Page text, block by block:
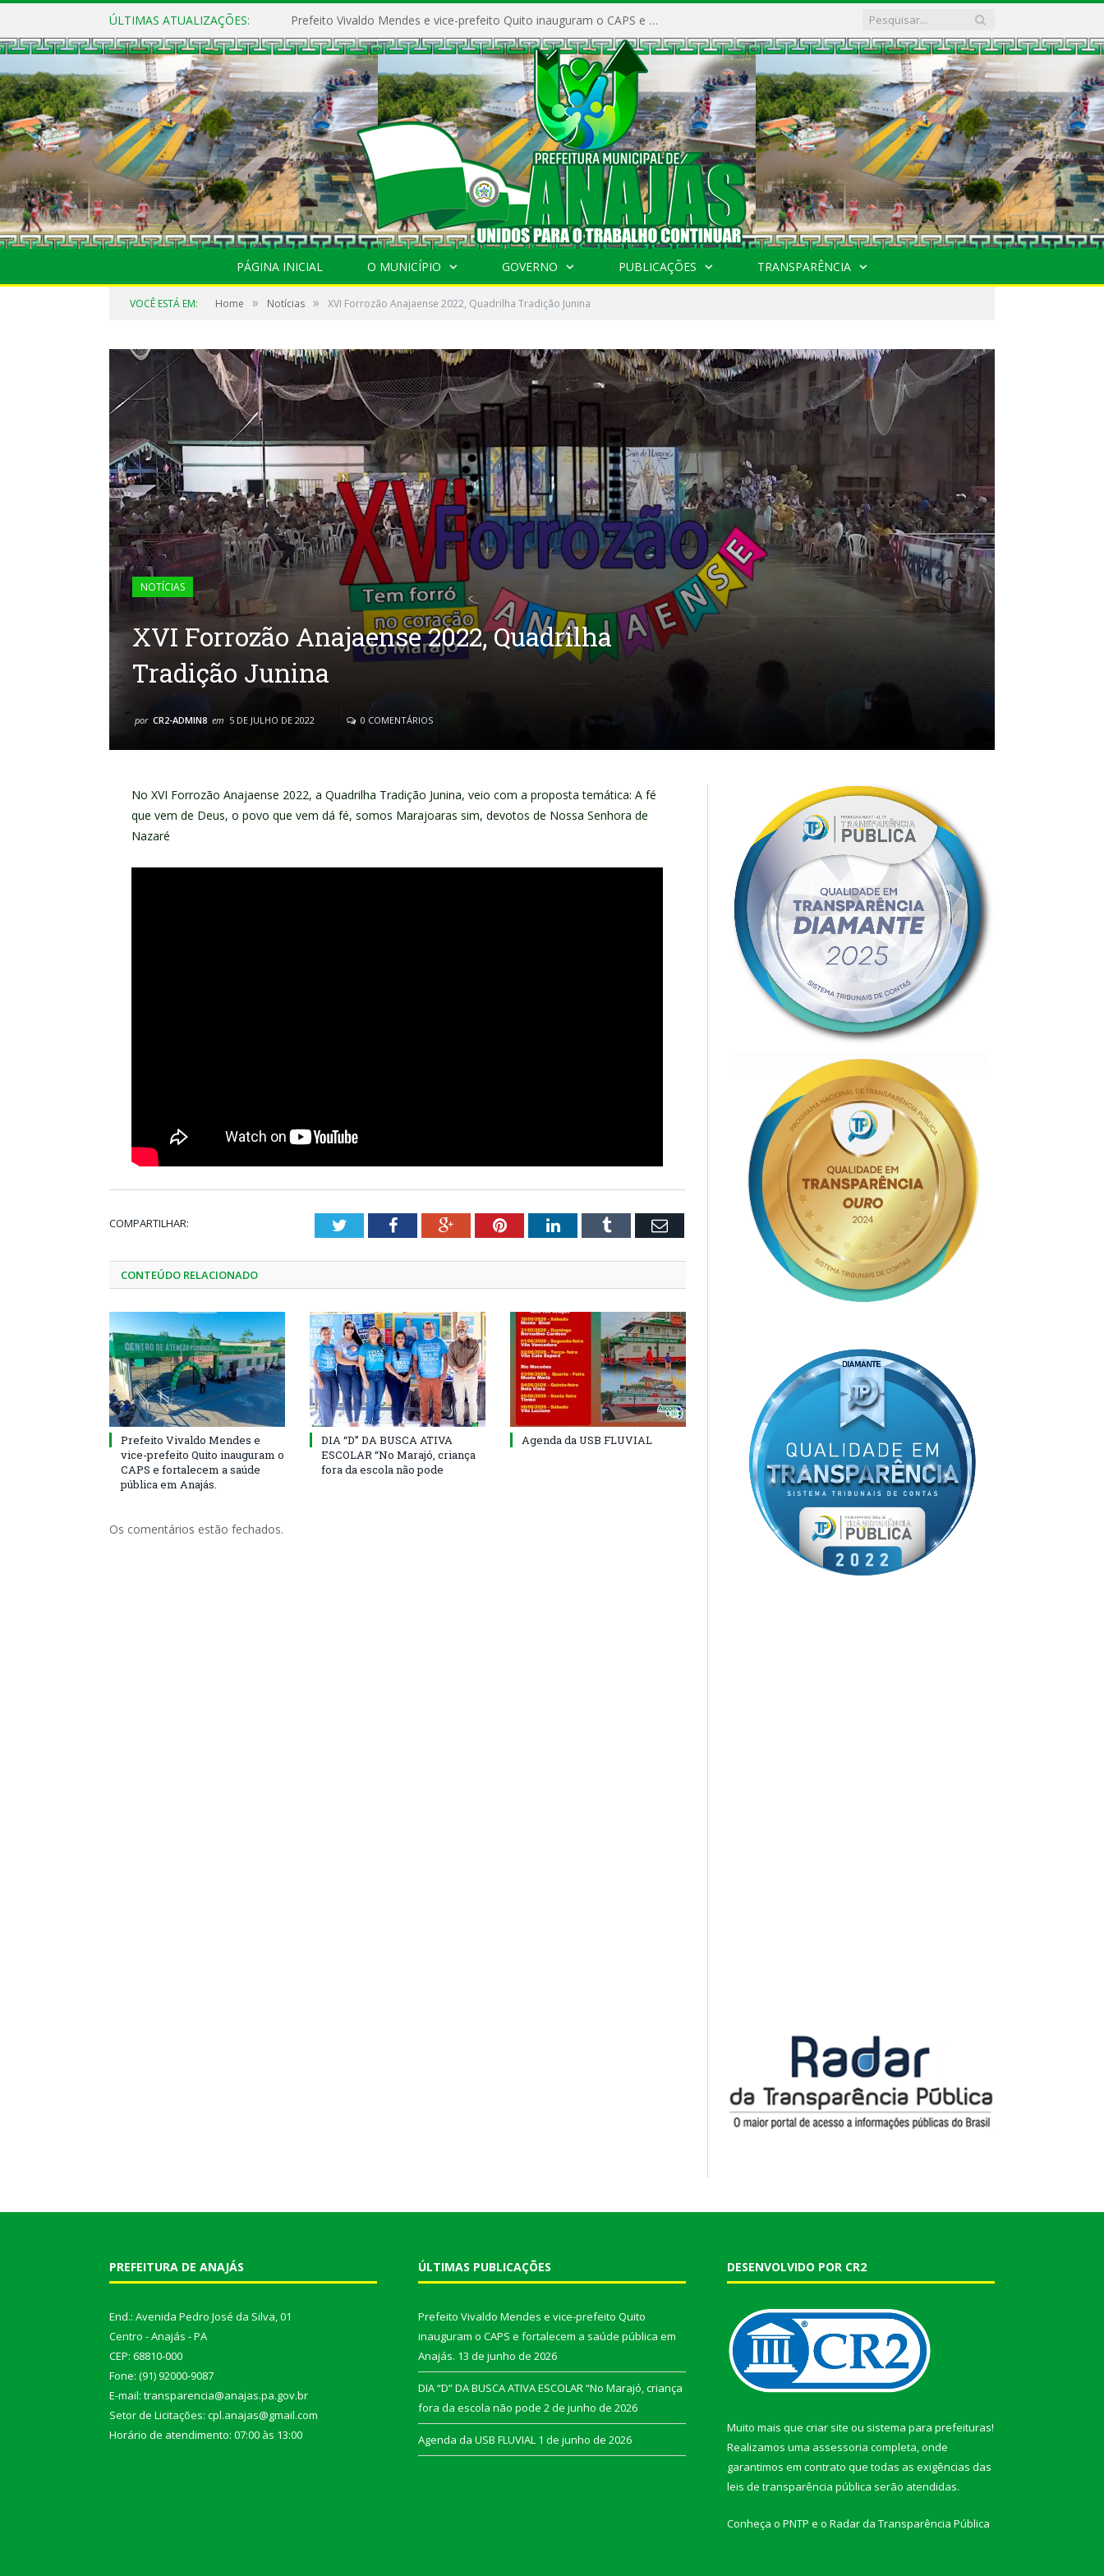
ÚLTIMAS ATUALIZAÇÕES: Prefeito Vivaldo Mendes e vice-prefeito Quito inauguram o CAPS e fortalecem a saúde pública em Anajás.
PÁGINA INICIAL O MUNICÍPIO GOVERNO PUBLICAÇÕES TRANSPARÊNCIA
VOCÊ ESTÁ EM: Home » Notícias » XVI Forrozão Anajaense 2022, Quadrilha Tradição Junina
NOTÍCIAS
XVI Forrozão Anajaense 2022, Quadrilha
Tradição Junina
por CR2-ADMIN8 em 5 DE JULHO DE 2022 0 COMENTÁRIOS
No XVI Forrozão Anajaense 2022, a Quadrilha Tradição Junina, veio com a proposta temática: A fé
que vem de Deus, o povo que vem dá fé, somos Marajoaras sim, devotos de Nossa Senhora de
Nazaré
COMPARTILHAR: TwitterFacebookGoogle+PinterestLinkedInTumblr Email
CONTEÚDO RELACIONADO
Prefeito Vivaldo Mendes e
vice-prefeito Quito inauguram o
CAPS e fortalecem a saúde
pública em Anajás.
DIA “D” DA BUSCA ATIVA
ESCOLAR “No Marajó, criança
fora da escola não pode
Agenda da USB FLUVIAL
Os comentários estão fechados.
PREFEITURA DE ANAJÁS
End.: Avenida Pedro José da Silva, 01
Centro - Anajás - PA
CEP: 68810-000
Fone: (91) 92000-9087
E-mail: transparencia@anajas.pa.gov.br
Setor de Licitações: cpl.anajas@gmail.com
Horário de atendimento: 07:00 às 13:00
ÚLTIMAS PUBLICAÇÕES
Prefeito Vivaldo Mendes e vice-prefeito Quito
inauguram o CAPS e fortalecem a saúde pública em
Anajás. 13 de junho de 2026
DIA “D” DA BUSCA ATIVA ESCOLAR “No Marajó, criança
fora da escola não pode 2 de junho de 2026
Agenda da USB FLUVIAL 1 de junho de 2026
DESENVOLVIDO POR CR2
Muito mais que criar site ou sistema para prefeituras!
Realizamos uma assessoria completa, onde
garantimos em contrato que todas as exigências das
leis de transparência pública serão atendidas.
Conheça o PNTP e o Radar da Transparência Pública